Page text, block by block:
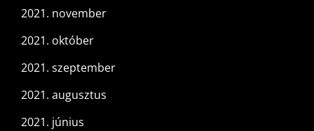
2021. november
2021. október
2021. szeptember
2021. augusztus
2021. június